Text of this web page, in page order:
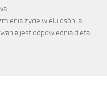
życie wielu osób, a
jest odpowiednia dieta.